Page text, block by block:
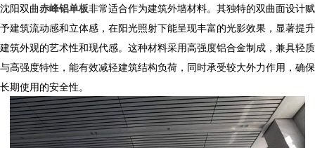
沈阳双曲赤峰铝单板非常适合作为建筑外墙材料。其独特的双曲面设计赋
予建筑流动感和立体感，在阳光照射下能呈现丰富的光影效果，显著提升
建筑外观的艺术性和现代感。这种材料采用高强度铝合金制成，兼具轻质
与高强度特性，能有效减轻建筑结构负荷，同时承受较大外力作用，确保
长期使用的安全性。